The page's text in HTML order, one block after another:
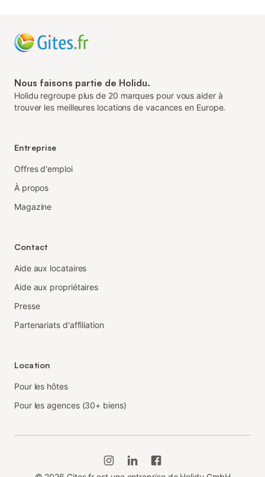
Nous faisons partie de Holidu.
Holidu regroupe plus de 20 marques pour vous aider à
trouver les meilleures locations de vacances en Europe.
Entreprise
Offres d'emploi
À propos
Magazine
Contact
Aide aux locataires
Aide aux propriétaires
Presse
Partenariats d'affiliation
Location
Pour les hôtes
Pour les agences (30+ biens)